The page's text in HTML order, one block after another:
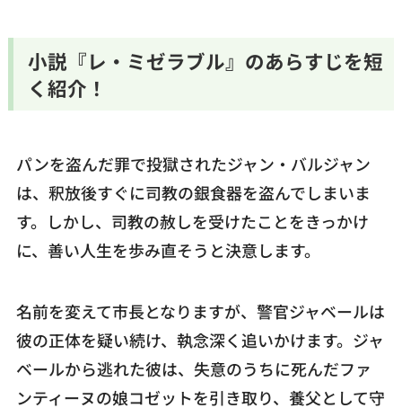
小説『レ・ミゼラブル』のあらすじを短
く紹介！
パンを盗んだ罪で投獄されたジャン・バルジャン
は、釈放後すぐに司教の銀食器を盗んでしまいま
す。しかし、司教の赦しを受けたことをきっかけ
に、善い人生を歩み直そうと決意します。
名前を変えて市長となりますが、警官ジャベールは
彼の正体を疑い続け、執念深く追いかけます。ジャ
ベールから逃れた彼は、失意のうちに死んだファ
ンティーヌの娘コゼットを引き取り、養父として守